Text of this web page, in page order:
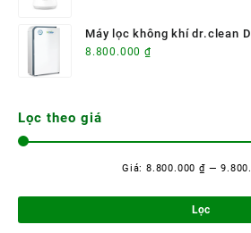
là:
tại
Máy lọc không khí dr.clean
8.800.000 ₫
Lọc theo giá
Lọc
Giá: 8.800.000 ₫—